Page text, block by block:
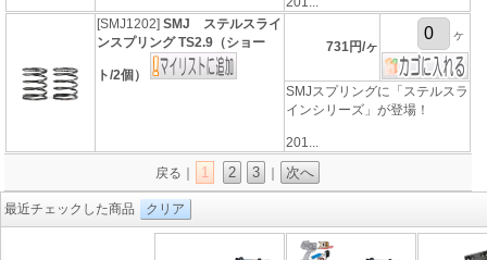
[SMJ1202]SMJ ステルスライ
ンスプリング TS2.9（ショー
ト/2個）
731円/ヶ
ヶ
SMJスプリングに「ステルスラ
インシリーズ」が登場！
201...
戻る｜
1 2 3 次へ
最近チェックした商品 クリア